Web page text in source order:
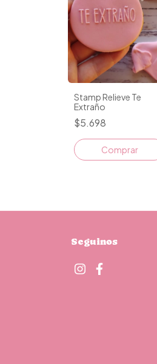
Stamp Relieve Te
Extraño
$5.698
Seguinos